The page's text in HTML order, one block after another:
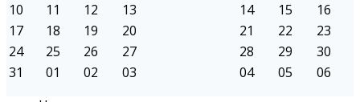
10 11 12 13 14 15
16
17
18 19 20 21 22
23
24
25 26 27 28 29
30
31
01 02 03 04 05
06